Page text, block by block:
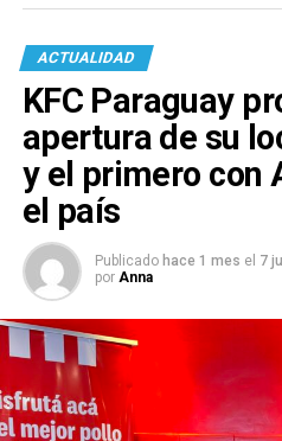
ACTUALIDAD
KFC Paraguay
apertura de su
y el primero con
el país
Publicado hace 1 mes el 7
por Anna